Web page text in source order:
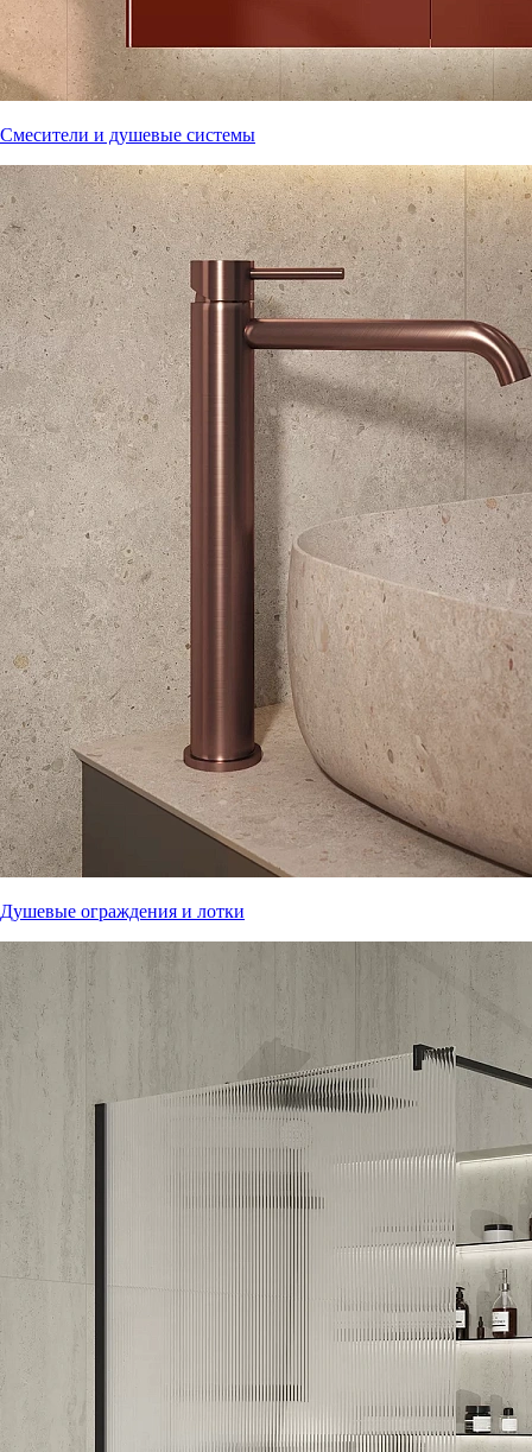
Смесители и душевые системы
Душевые ограждения и лотки